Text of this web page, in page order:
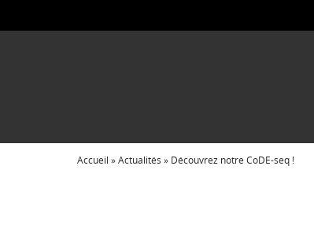
Accueil »Actualités » Découvrez notre CoDE-seq !